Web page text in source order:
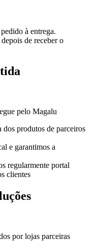
à entrega.
de receber o
pelo Magalu
dos produtos de parceiros
e garantimos a
regularmente portal
clientes
por lojas parceiras